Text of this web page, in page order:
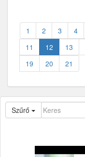
1 2 3 4
11
12 13
19
20 21
Szűrő